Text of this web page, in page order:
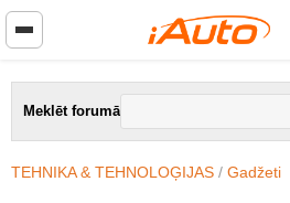
Meklēt forumā
TEHNIKA & TEHNOLOĢIJAS / Gadžeti